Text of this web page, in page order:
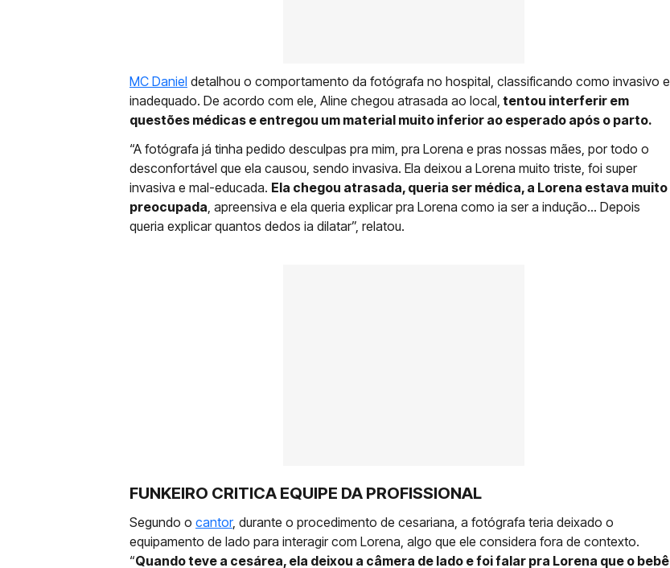
MC Daniel detalhou o comportamento da fotógrafa no hospital, classificando como invasivo e
inadequado. De acordo com ele, Aline chegou atrasada ao local, tentou interferir em
questões médicas e entregou um material muito inferior ao esperado após o parto.
“A fotógrafa já tinha pedido desculpas pra mim, pra Lorena e pras nossas mães, por todo o
desconfortável que ela causou, sendo invasiva. Ela deixou a Lorena muito triste, foi super
invasiva e mal-educada. Ela chegou atrasada, queria ser médica, a Lorena estava muito
preocupada, apreensiva e ela queria explicar pra Lorena como ia ser a indução… Depois
queria explicar quantos dedos ia dilatar”, relatou.
FUNKEIRO CRITICA EQUIPE DA PROFISSIONAL
Segundo o cantor, durante o procedimento de cesariana, a fotógrafa teria deixado o
equipamento de lado para interagir com Lorena, algo que ele considera fora de contexto.
“Quando teve a cesárea, ela deixou a câmera de lado e foi falar pra Lorena que o bebê